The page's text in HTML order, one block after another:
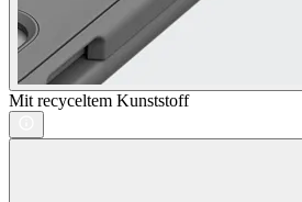
Mit recyceltem Kunststoff